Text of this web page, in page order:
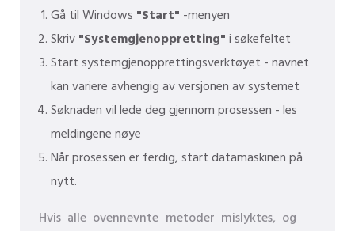
Gå til Windows "Start" -menyen
Skriv"Systemgjenoppretting"i søkefeltet
Start systemgjenopprettingsverktøyet - navnet
kan variere avhengig av versjonen av systemet
Søknaden vil lede deg gjennom prosessen - les
meldingene nøye
Når prosessen er ferdig, start datamaskinen på
nytt.
Hvis alle ovennevnte metoder mislyktes, og